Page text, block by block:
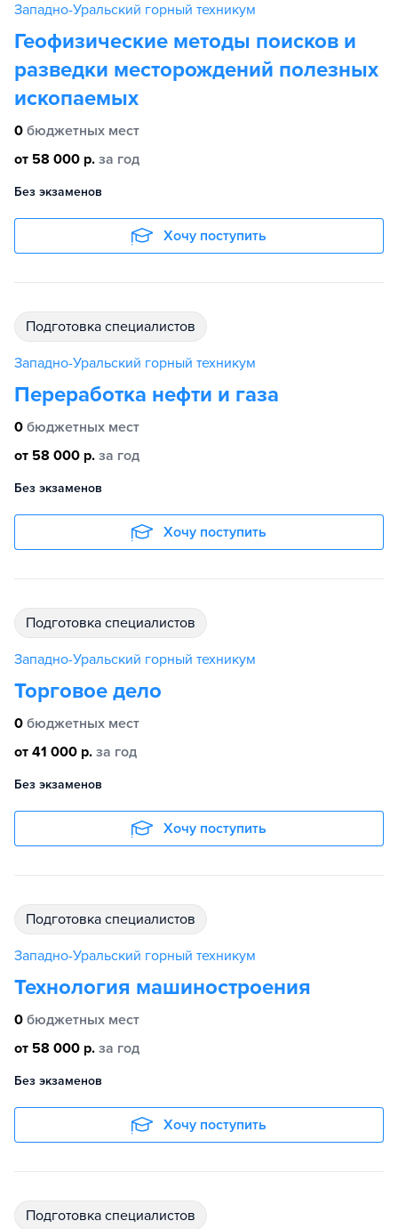
Западно-Уральский горный техникум
Геофизические методы поисков и
разведки месторождений полезных
ископаемых
0 бюджетных мест
от 58 000 р. за год
Без экзаменов
Хочу поступить
подготовка специалистов
Западно-Уральский горный техникум
Переработка нефти и газа
0 бюджетных мест
от 58 000 р. за год
Без экзаменов
Хочу поступить
подготовка специалистов
Западно-Уральский горный техникум
Торговое дело
0 бюджетных мест
от 41 000 р. за год
Без экзаменов
Хочу поступить
подготовка специалистов
Западно-Уральский горный техникум
Технология машиностроения
0 бюджетных мест
от 58 000 р. за год
Без экзаменов
Хочу поступить
подготовка специалистов